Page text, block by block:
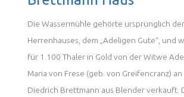
Die Wassermühle gehörte ursprünglich
Herrenhauses, dem „Adeligen Gute“, und
für 1.100 Thaler in Gold von der Witwe
Maria von Frese (geb. von Greifencranz)
Diedrich Brettmann aus Blender verkauft.